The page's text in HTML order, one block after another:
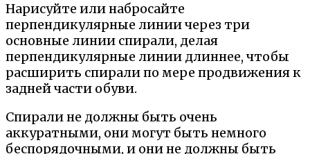
Нарисуйте или набросайте
перпендикулярные линии через три
основные линии спирали, делая
перпендикулярные линии длиннее, чтобы
расширить спирали по мере продвижения к
задней части обуви.
Спирали не должны быть очень
аккуратными, они могут быть немного
беспорядочными, и они не должны быть